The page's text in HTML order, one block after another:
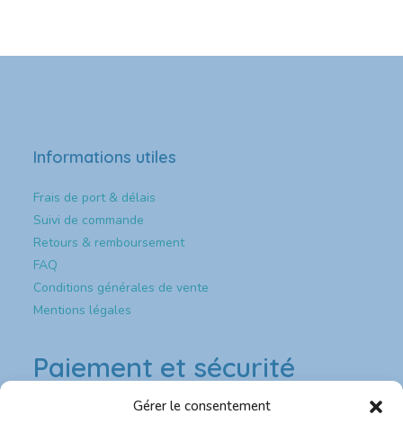
Gérer le consentement
Informations utiles
Frais de port & délais
Suivi de commande
Retours & remboursement
FAQ
Conditions générales de vente
Mentions légales
Paiement et sécurité
Paiement & sécurité